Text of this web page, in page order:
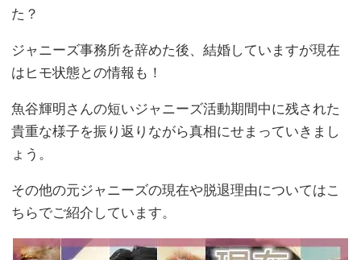
た？
ジャニーズ事務所を辞めた後、結婚していますが現在
はヒモ状態との情報も！
魚谷輝明さんの短いジャニーズ活動期間中に残された
貴重な様子を振り返りながら真相にせまっていきまし
ょう。
その他の元ジャニーズの現在や脱退理由についてはこ
ちらでご紹介しています。